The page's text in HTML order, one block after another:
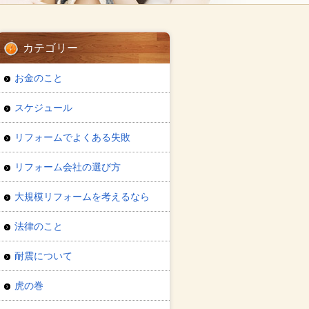
カテゴリー
お金のこと
スケジュール
リフォームでよくある失敗
リフォーム会社の選び方
大規模リフォームを考えるなら
法律のこと
耐震について
虎の巻